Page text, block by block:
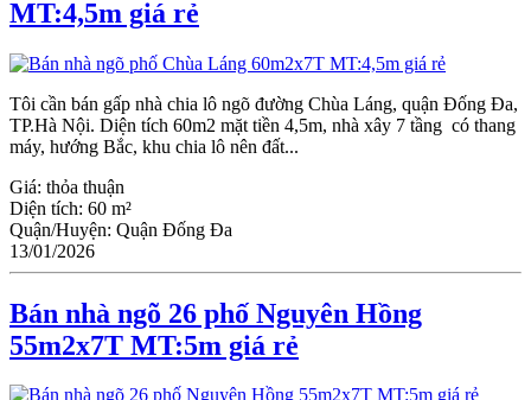
MT:4,5m giá rẻ
Tôi cần bán gấp nhà chia lô ngõ đường Chùa Láng, quận Đống Đa,
TP.Hà Nội. Diện tích 60m2 mặt tiền 4,5m, nhà xây 7 tầng có thang
máy, hướng Bắc, khu chia lô nên đất...
Giá: thỏa thuận
Diện tích: 60 m²
Quận/Huyện: Quận Đống Đa
13/01/2026
Bán nhà ngõ 26 phố Nguyên Hồng
55m2x7T MT:5m giá rẻ